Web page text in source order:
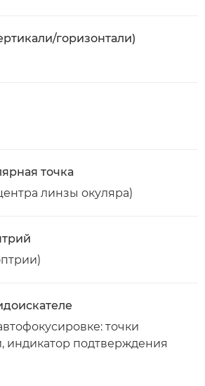
горизонтали)
точка
линзы окуляра)
точки
индикатор подтверждения